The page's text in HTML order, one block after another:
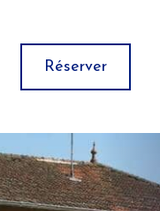
Réserver